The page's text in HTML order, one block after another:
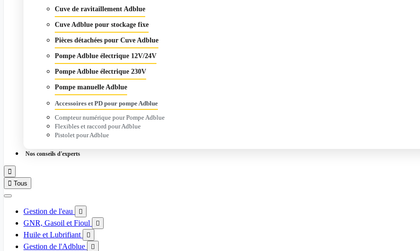
Cuve de ravitaillement Adblue
Cuve Adblue pour stockage fixe
Pièces détachées pour Cuve Adblue
Pompe Adblue électrique 12V/24V
Pompe Adblue électrique 230V
Pompe manuelle Adblue
Accessoires et PD pour pompe Adblue
Compteur numérique pour Pompe Adblue
Flexibles et raccord pour Adblue
Pistolet pour Adblue
Nos conseils d'experts

 Tous
Gestion de l'eau 
GNR, Gasoil et Fioul 
Huile et Lubrifiant 
Gestion de l'Adblue 